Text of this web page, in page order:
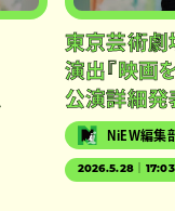
東京芸術劇
演出『映画
公演詳細発
NiEW編集
2026.5.28｜17:03